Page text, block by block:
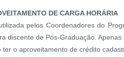
DE CARGA HORÁRIA
pelos Coordenadores do
discente de Pós-Graduação.
ter o aproveitamento de crédito